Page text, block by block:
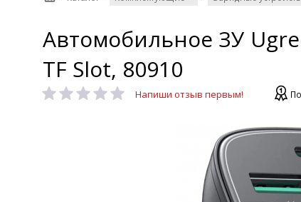
Автомобильное ЗУ
TF Slot, 80910
Напиши отзыв первым!